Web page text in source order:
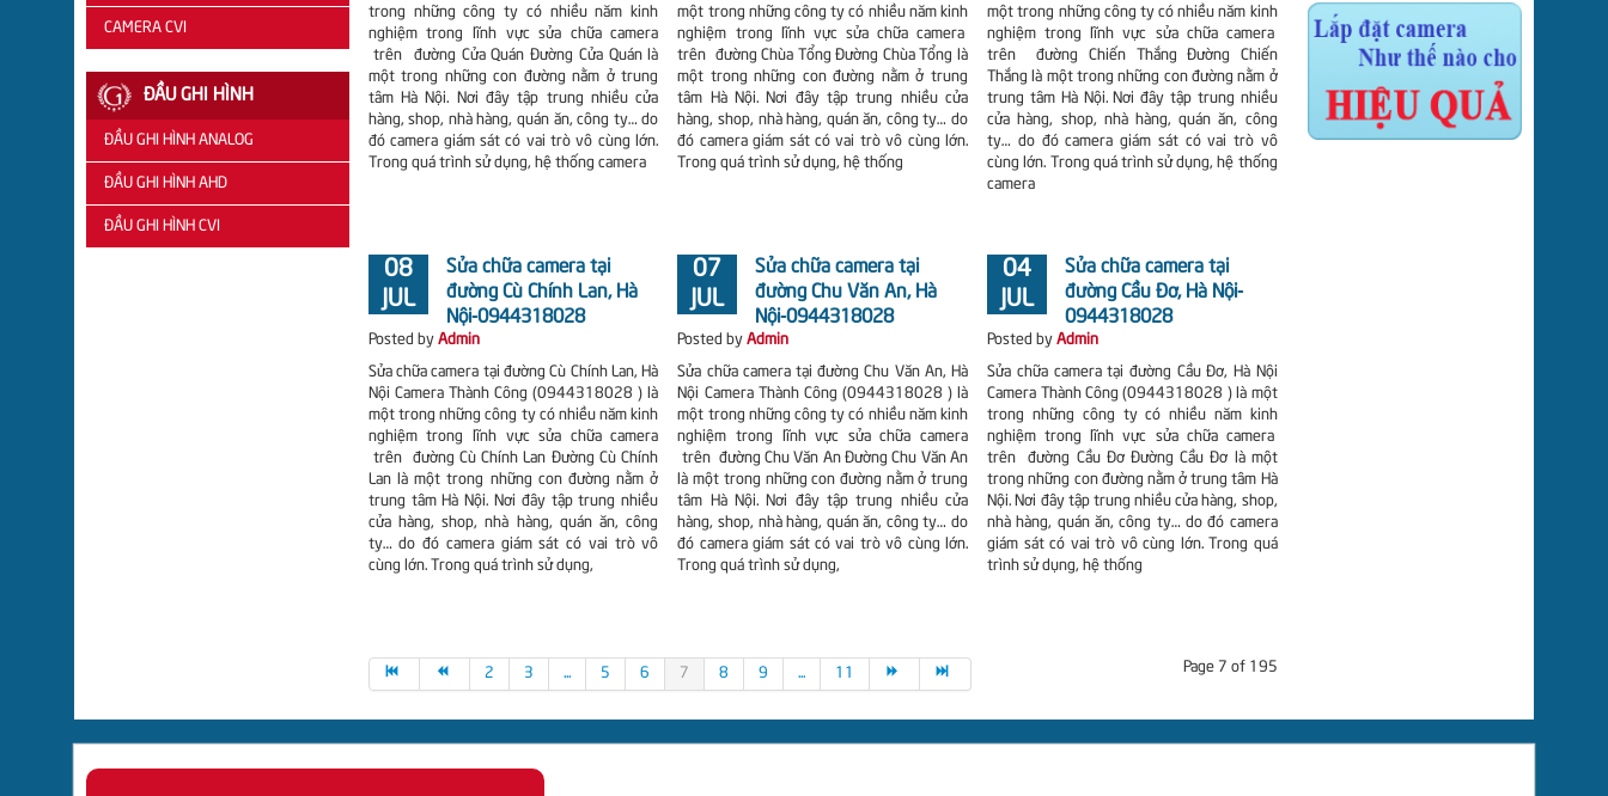
trong những công ty có nhiều năm kinh
nghiệm trong lĩnh vực sửa chữa camera
trên đường Cửa Quán Đường Cửa Quán là
một trong những con đường nằm ở trung
tâm Hà Nội. Nơi đây tập trung nhiều cửa
hàng, shop, nhà hàng, quán ăn, công ty… do
đó camera giám sát có vai trò vô cùng lớn.
Trong quá trình sử dụng, hệ thống camera
một trong những công ty có nhiều năm kinh
nghiệm trong lĩnh vực sửa chữa camera
trên đường Chùa Tổng Đường Chùa Tổng là
một trong những con đường nằm ở trung
tâm Hà Nội. Nơi đây tập trung nhiều cửa
hàng, shop, nhà hàng, quán ăn, công ty… do
đó camera giám sát có vai trò vô cùng lớn.
Trong quá trình sử dụng, hệ thống
một trong những công ty có nhiều năm kinh
nghiệm trong lĩnh vực sửa chữa camera
trên đường Chiến Thắng Đường Chiến
Thắng là một trong những con đường nằm ở
trung tâm Hà Nội. Nơi đây tập trung nhiều
cửa hàng, shop, nhà hàng, quán ăn, công
ty… do đó camera giám sát có vai trò vô
cùng lớn. Trong quá trình sử dụng, hệ thống
camera
08
JUL
Sửa chữa camera tại
đường Cù Chính Lan, Hà
Nội-0944318028
Posted by Admin
Sửa chữa camera tại đường Cù Chính Lan, Hà
Nội Camera Thành Công (0944318028 ) là
một trong những công ty có nhiều năm kinh
nghiệm trong lĩnh vực sửa chữa camera
trên đường Cù Chính Lan Đường Cù Chính
Lan là một trong những con đường nằm ở
trung tâm Hà Nội. Nơi đây tập trung nhiều
cửa hàng, shop, nhà hàng, quán ăn, công
ty… do đó camera giám sát có vai trò vô
cùng lớn. Trong quá trình sử dụng,
07
JUL
Sửa chữa camera tại
đường Chu Văn An, Hà
Nội-0944318028
Posted byAdmin
Sửa chữa camera tại đường Chu Văn An, Hà
Nội Camera Thành Công (0944318028 ) là
một trong những công ty có nhiều năm kinh
nghiệm trong lĩnh vực sửa chữa camera
trên đường Chu Văn An Đường Chu Văn An
là một trong những con đường nằm ở trung
tâm Hà Nội. Nơi đây tập trung nhiều cửa
hàng, shop, nhà hàng, quán ăn, công ty… do
đó camera giám sát có vai trò vô cùng lớn.
Trong quá trình sử dụng,
04
JUL
Sửa chữa camera tại
đường Cầu Đơ, Hà Nội-
0944318028
Posted byAdmin
Sửa chữa camera tại đường Cầu Đơ, Hà Nội
Camera Thành Công (0944318028 ) là một
trong những công ty có nhiều năm kinh
nghiệm trong lĩnh vực sửa chữa camera
trên đường Cầu Đơ Đường Cầu Đơ là một
trong những con đường nằm ở trung tâm Hà
Nội. Nơi đây tập trung nhiều cửa hàng, shop,
nhà hàng, quán ăn, công ty… do đó camera
giám sát có vai trò vô cùng lớn. Trong quá
trình sử dụng, hệ thống
Page 7 of 195
2 3 ... 5 6 7 8 9 ... 11
BENCO
SAMTECH
VANTECH
AHD
CAMERA CVI
CAMERA
CVI
ĐẦU GHI HÌNH
ĐẦU GHI HÌNH ANALOG
ĐẦU
GHI
GHI
ĐẦU GHI HÌNH AHD
ĐẦU
GHI
ĐẦU GHI HÌNH CVI
DAHUA